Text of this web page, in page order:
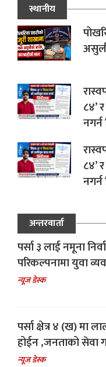
स्थानीय
८४’
८४’
अन्तरवार्ता
पर्सा ३ लाई नमूना
परिकल्पनामा युवा
न्यूज डेस्क
पर्सा क्षेत्र ४ (ख) मा
होईन ,जनताको सेवा
न्यूज डेस्क